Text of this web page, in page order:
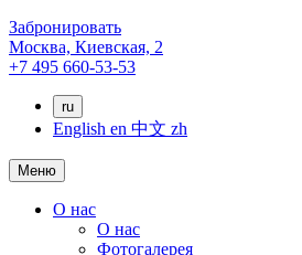
Забронировать
Москва, Киевская, 2
+7 495 660-53-53
ru
English en 中文 zh
Меню
О нас
О нас
Фотогалерея